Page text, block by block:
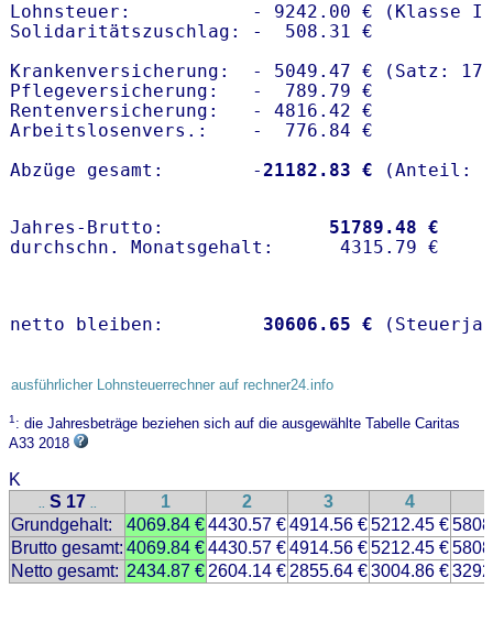
Lohnsteuer:           - 9242.00 € (Klasse I)
Solidaritätszuschlag: -  508.31 €
Krankenversicherung:  - 5049.47 € (Satz:
Pflegeversicherung:   -  789.79 €
Rentenversicherung:   - 4816.42 €
Arbeitslosenvers.:    -  776.84 €
Abzüge gesamt:        -21182.83 €
Jahres-Brutto: 51789.48 €
netto bleiben: 30606.65 €
ausführlicher Lohnsteuerrechner auf rechner24.info
1: die Jahresbeträge beziehen sich auf die ausgewählte Tabelle Caritas
A33 2018
K
.. S 17 .. 1 2 3 4
Grundgehalt:
4069.84 €4430.57 €4914.56 €5212.45 €
Brutto gesamt: 4069.84 €4430.57 €4914.56 €5212.45 €
Netto gesamt: 2434.87 € 2604.14 € 2855.64 €3004.86 €